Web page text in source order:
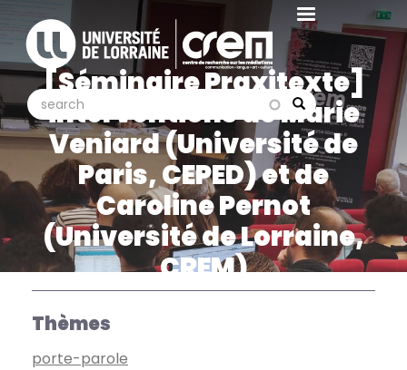
Aller
contenu
principal
Search
search search
[Séminaire Praxitexte]
interventions de Marie
Veniard (Université de
Paris, CEPED) et de
Caroline Pernot
(Université de Lorraine,
CREM)
Thèmes
porte-parole